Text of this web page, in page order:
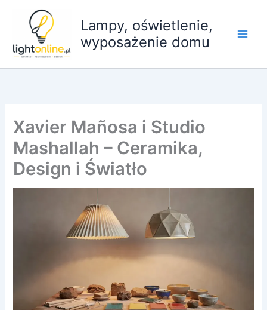
Lampy, oświetlenie,
wyposażenie domu
Xavier Mañosa i Studio
Mashallah – Ceramika,
Design i Światło